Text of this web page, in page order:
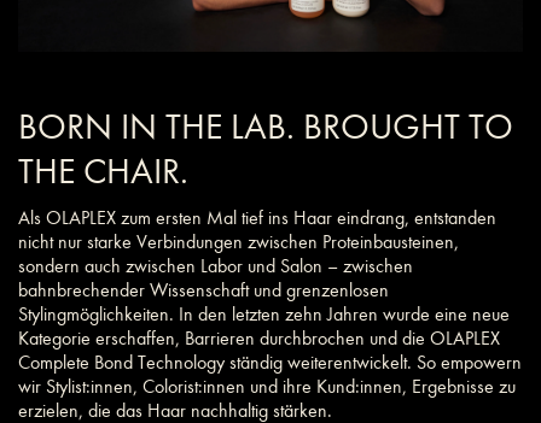
BORN IN THE LAB. BROUGHT TO
THE CHAIR.
Als OLAPLEX zum ersten Mal tief ins Haar eindrang, entstanden
nicht nur starke Verbindungen zwischen Proteinbausteinen,
sondern auch zwischen Labor und Salon – zwischen
bahnbrechender Wissenschaft und grenzenlosen
Stylingmöglichkeiten. In den letzten zehn Jahren wurde eine neue
Kategorie erschaffen, Barrieren durchbrochen und die OLAPLEX
Complete Bond Technology ständig weiterentwickelt. So empowern
wir Stylist:innen, Colorist:innen und ihre Kund:innen, Ergebnisse zu
erzielen, die das Haar nachhaltig stärken.